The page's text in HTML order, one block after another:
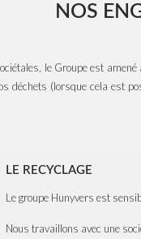
NOS
le Groupe est
(lorsque cela est
LE RECYCLAGE
Le groupe Hunyvers est
Nous travaillons avec une